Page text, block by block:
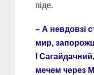
піде.
– А невдовзі
мир,
І
мечем через